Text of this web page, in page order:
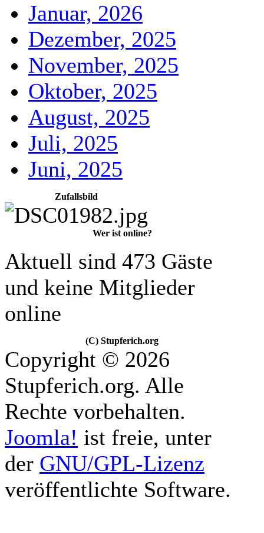
Januar, 2026
Dezember, 2025
November, 2025
Oktober, 2025
August, 2025
Juli, 2025
Juni, 2025
Zufallsbild
Wer ist online?
Aktuell sind 473 Gäste
und keine Mitglieder
online
(C) Stupferich.org
Copyright © 2026
Stupferich.org. Alle
Rechte vorbehalten.
Joomla! ist freie, unter
der GNU/GPL-Lizenz
veröffentlichte Software.